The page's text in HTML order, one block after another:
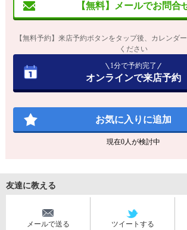
【無料】メールでお問合
【無料予約】来店予約ボタンをタップ後、カレンダ
ください
1分で予約完了
オンラインで来店予約
お気に入りに追加
現在0人が検討中
友達に教える
メールで送る ツイートする